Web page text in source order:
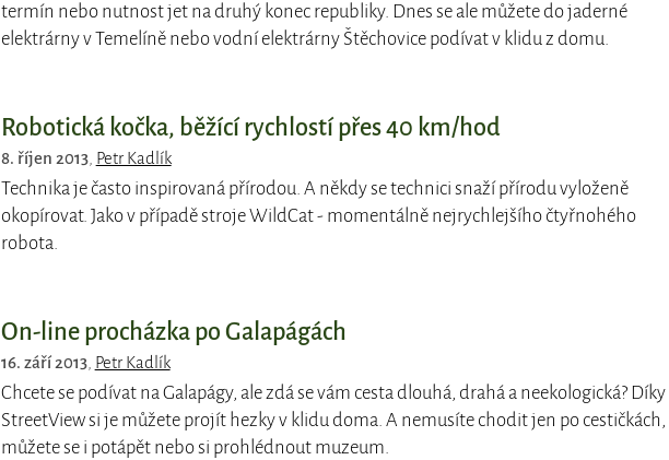
termín nebo nutnost jet na druhý konec republiky. Dnes se ale můžete do jaderné
elektrárny v Temelíně nebo vodní elektrárny Štěchovice podívat v klidu z domu.
Robotická kočka, běžící rychlostí přes 40 km/hod
8. říjen 2013, Petr Kadlík
Technika je často inspirovaná přírodou. A někdy se technici snaží přírodu vyloženě
okopírovat. Jako v případě stroje WildCat - momentálně nejrychlejšího čtyřnohého
robota.
On-line procházka po Galapágách
16. září 2013, Petr Kadlík
Chcete se podívat na Galapágy, ale zdá se vám cesta dlouhá, drahá a neekologická? Díky
StreetView si je můžete projít hezky v klidu doma. A nemusíte chodit jen po cestičkách,
můžete se i potápět nebo si prohlédnout muzeum.